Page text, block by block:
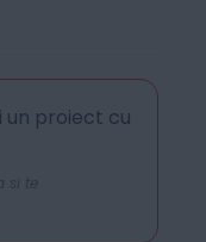
un proiect cu
si te